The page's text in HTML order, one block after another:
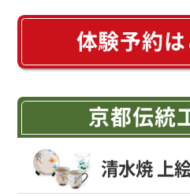
体験予約は
京都伝統
清水焼 上